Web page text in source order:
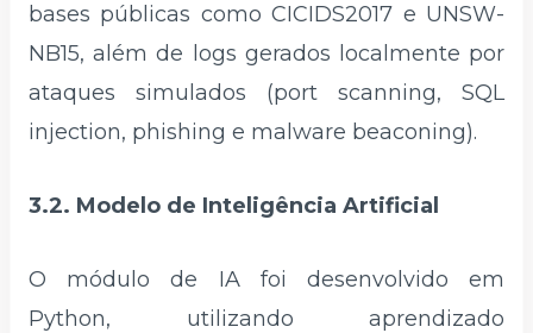
bases públicas como CICIDS2017 e UNSW-
NB15, além de logs gerados localmente por
ataques simulados (port scanning, SQL
injection, phishing e malware beaconing).
3.2. Modelo de Inteligência Artificial
O módulo de IA foi desenvolvido em
Python, utilizando aprendizado